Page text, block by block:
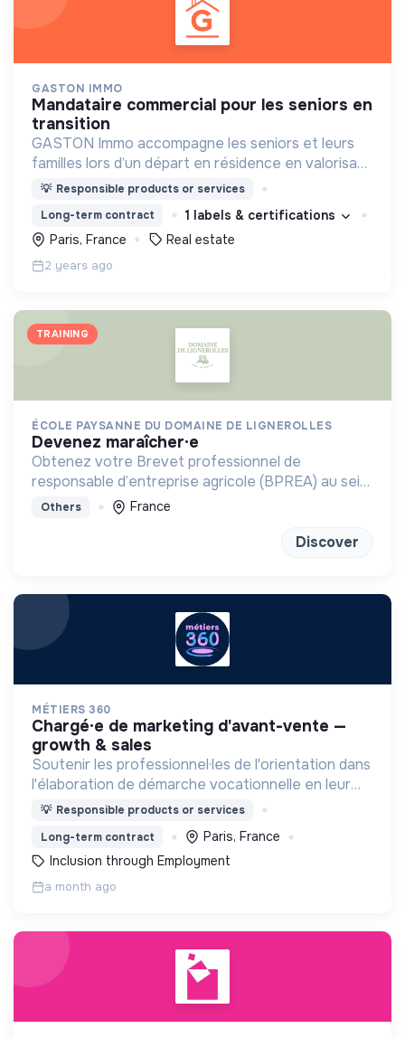
GASTON IMMO
mandataire commercial pour les seniors en
transition
GASTON Immo accompagne les seniors et leurs
familles lors d’un départ en résidence en valorisant
le logement : vente ou location clé en main, sans
💡 Responsible products or services
Long-term contract
1 labels & certifications
Paris, France
Real estate
2 years ago
TRAINING
ÉCOLE PAYSANNE DU DOMAINE DE LIGNEROLLES
devenez maraîcher·e
Obtenez votre Brevet professionnel de
responsable d’entreprise agricole (BPREA) au sein
d'une ferme en maraîchage bio-intensive
Others France
Discover
MÉTIERS 360
chargé·e de marketing d'avant-vente —
growth & sales
Soutenir les professionnel·les de l'orientation dans
l'élaboration de démarche vocationnelle en leur
fournissant des outils de découverte des métiers
💡 Responsible products or services
Long-term contract
Paris, France
Inclusion through Employment
a month ago